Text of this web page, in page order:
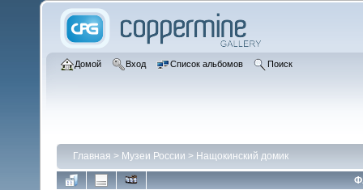
Домой Вход Список альбомов Поиск
Главная > Музеи России > Нащокинский домик